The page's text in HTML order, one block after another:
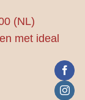
(NL)
met ideal